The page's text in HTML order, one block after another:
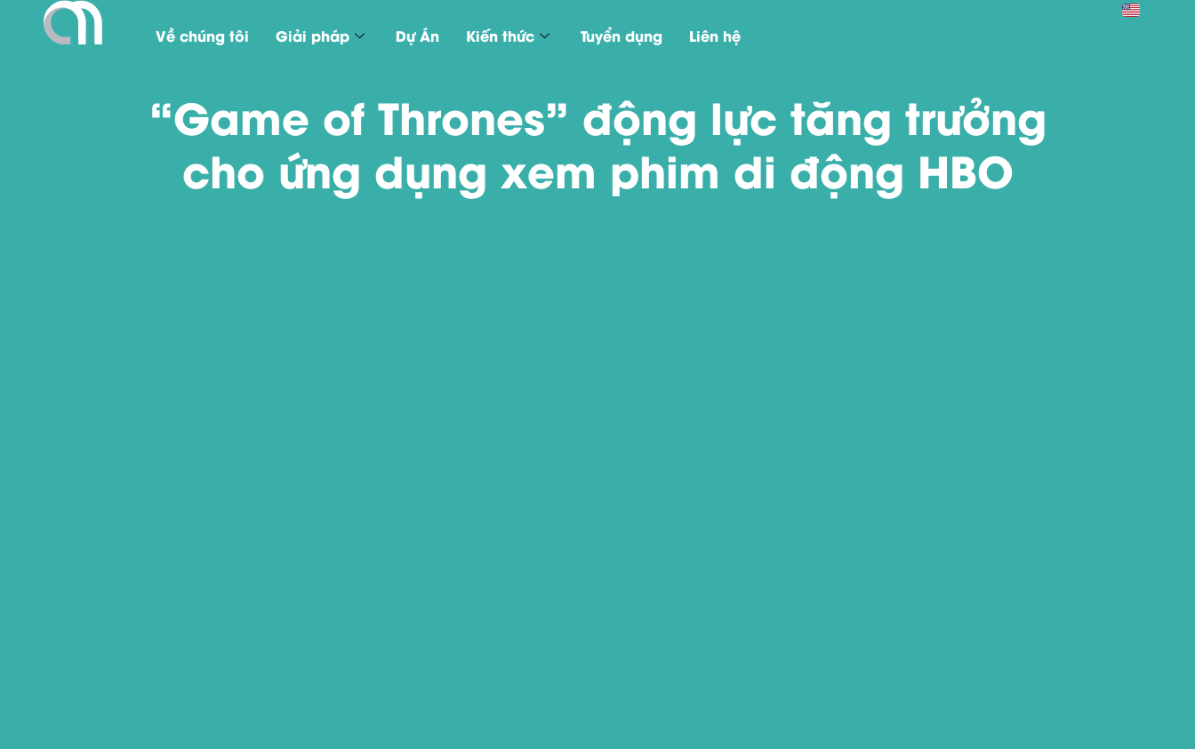
Về chúng tôi Giải pháp Dự Án Kiến thức Tuyển dụng Liên hệ
“Game of Thrones” động lực tăng trưởng
cho ứng dụng xem phim di động HBO